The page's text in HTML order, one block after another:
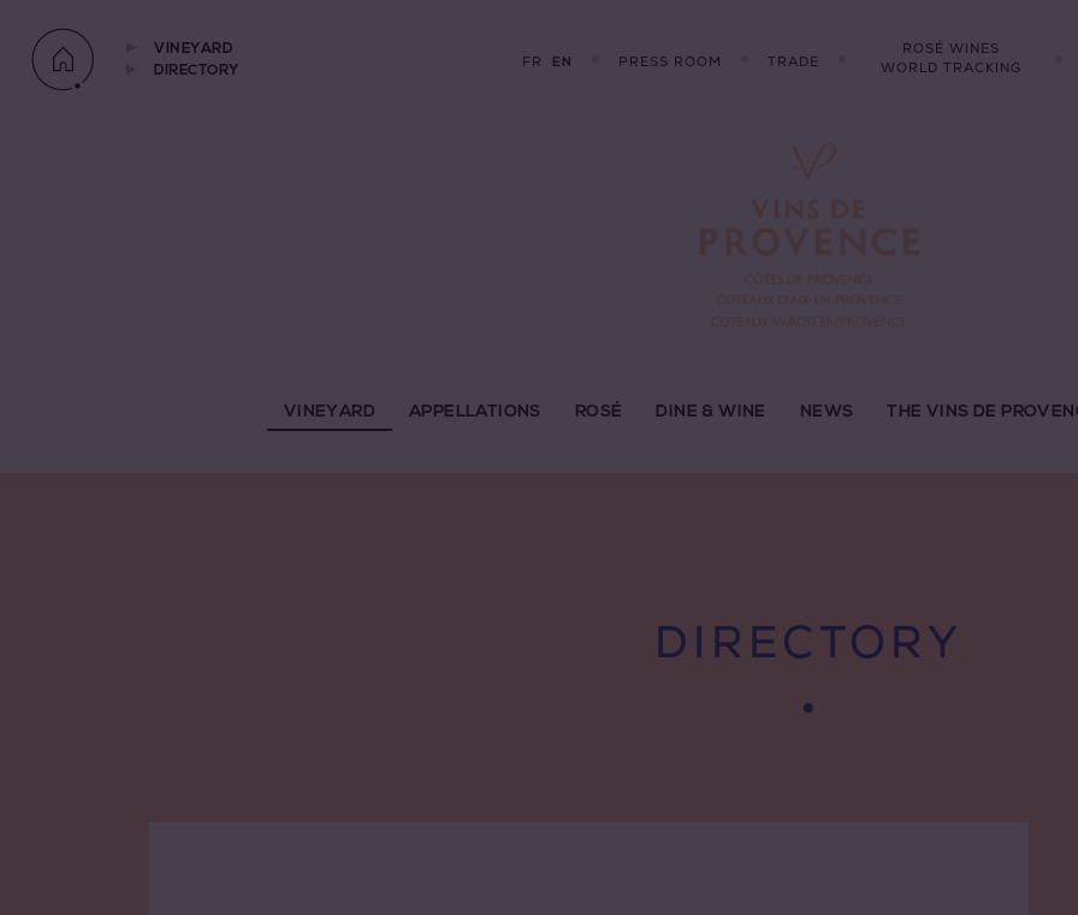
VINEYARD
DIRECTORY
FR EN PRESS ROOM TRADE
ROSÉ WINES
WORLD TRACKING
VINEYARD APPELLATIONS ROSÉ DINE & WINE NEWS THE VINS DE
DIRECTORY